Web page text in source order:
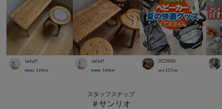
salut!
momo. 164cm
salut!
momo. 164cm
3COINS
aya 157cm
スタッフスナップ
＃サンリオ